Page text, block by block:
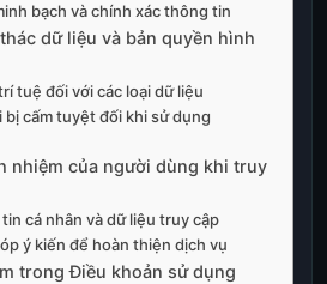
bạch và chính xác thông tin
dữ liệu và bản quyền hình
tuệ đối với các loại dữ liệu
bị cấm tuyệt đối khi sử dụng
nhiệm của người dùng khi truy
cá nhân và dữ liệu truy cập
ý kiến để hoàn thiện dịch vụ
trong Điều khoản sử dụng